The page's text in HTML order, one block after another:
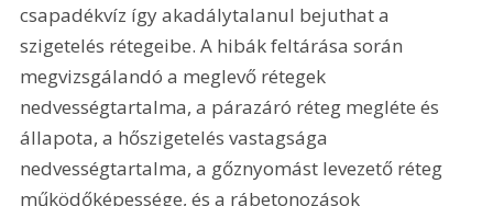
csapadékvíz így akadálytalanul bejuthat a
szigetelés rétegeibe. A hibák feltárása során
megvizsgálandó a meglevő rétegek
nedvességtartalma, a párazáró réteg megléte és
állapota, a hőszigetelés vastagsága
nedvességtartalma, a gőznyomást levezető réteg
működőképessége, és a rábetonozá­sok